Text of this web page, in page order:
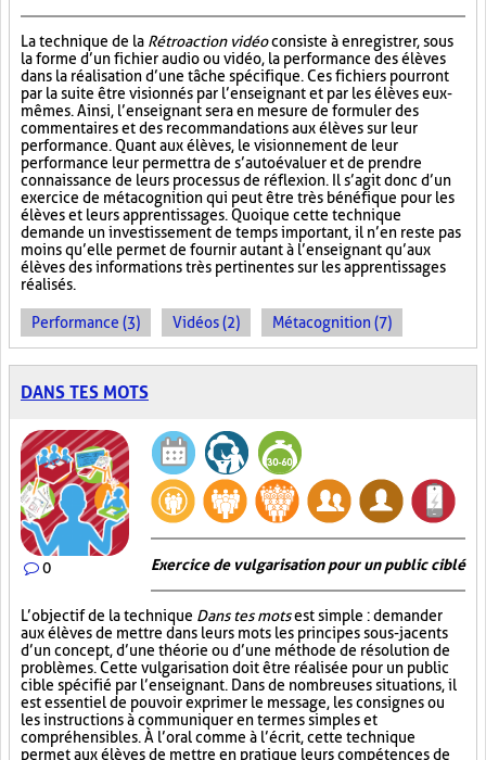
La technique de la Rétroaction vidéoconsiste à enregistrer, sous
la forme d’un fichier audio ou vidéo, la performance des élèves
dans la réalisation d’une tâche spécifique. Ces fichiers pourront
par la suite être visionnés par l’enseignant et par les élèves eux-
mêmes. Ainsi, l’enseignant sera en mesure de formuler des
commentaires et des recommandations aux élèves sur leur
performance. Quant aux élèves, le visionnement de leur
performance leur permettra de s’autoévaluer et de prendre
connaissance de leurs processus de réflexion. Il s’agit donc d’un
exercice de métacognition qui peut être très bénéfique pour les
élèves et leurs apprentissages. Quoique cette technique
demande un investissement de temps important, il n’en reste pas
moins qu’elle permet de fournir autant à l’enseignant qu’aux
élèves des informations très pertinentes sur les apprentissages
réalisés.
Performance (3) Vidéos (2) Métacognition (7)
DANS TES MOTS
0 Exercice de vulgarisation pour un public ciblé
L’objectif de la technique Dans tes motsest simple : demander
aux élèves de mettre dans leurs mots les principes sous-jacents
d’un concept, d’une théorie ou d’une méthode de résolution de
problèmes. Cette vulgarisation doit être réalisée pour un public
cible spécifié par l’enseignant. Dans de nombreuses situations, il
est essentiel de pouvoir exprimer le message, les consignes ou
les instructions à communiquer en termes simples et
compréhensibles. À l’oral comme à l’écrit, cette technique
permet aux élèves de mettre en pratique leurs compétences de